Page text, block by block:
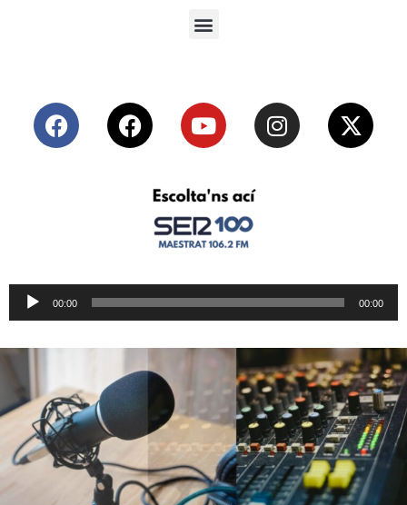
Reproductor
de
00:00 00:00